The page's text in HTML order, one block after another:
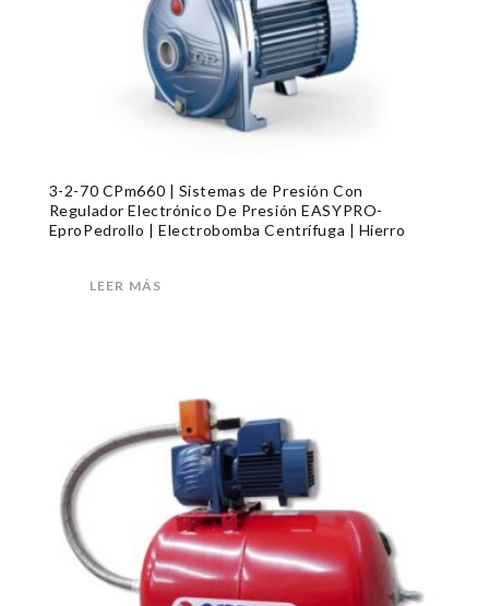
3-2-70 CPm660 | Sistemas de Presión Con
Regulador Electrónico De Presión EASYPRO-
EproPedrollo | Electrobomba Centrífuga | Hierro
LEER MÁS